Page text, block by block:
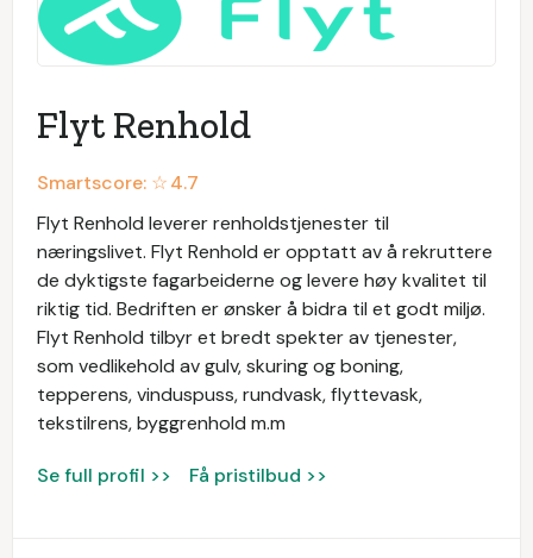
Flyt Renhold
Smartscore: ☆4.7
Flyt Renhold leverer renholdstjenester til
næringslivet. Flyt Renhold er opptatt av å rekruttere
de dyktigste fagarbeiderne og levere høy kvalitet til
riktig tid. Bedriften er ønsker å bidra til et godt miljø.
Flyt Renhold tilbyr et bredt spekter av tjenester,
som vedlikehold av gulv, skuring og boning,
tepperens, vinduspuss, rundvask, flyttevask,
tekstilrens, byggrenhold m.m
Se full profil >> Få pristilbud >>